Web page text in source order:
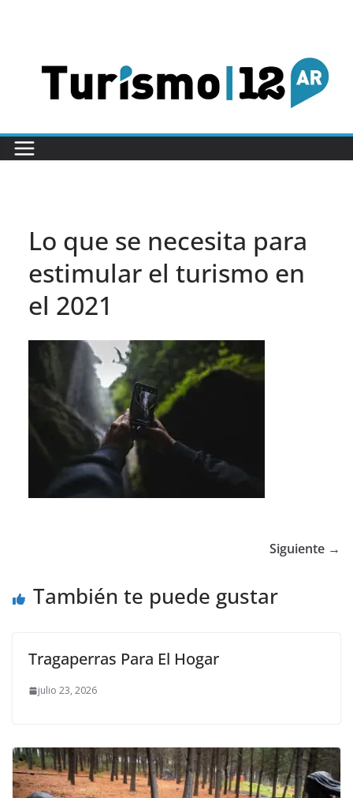
Lo que se necesita para
estimular el turismo en
el 2021
Siguiente →
También te puede gustar
Tragaperras Para El Hogar
julio 23, 2026